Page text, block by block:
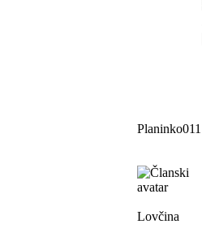
Planinko011
Lovčina